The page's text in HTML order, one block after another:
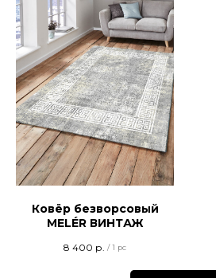
Ковёр безворсовый
MELÉR ВИНТАЖ
8 400 р. / 1 pc